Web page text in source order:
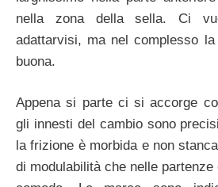
nella zona della sella. Ci
adattarvisi, ma nel complesso
buona.
Appena si parte ci si accorge
gli innesti del cambio sono
la frizione è morbida e non
di modulabilità che nelle